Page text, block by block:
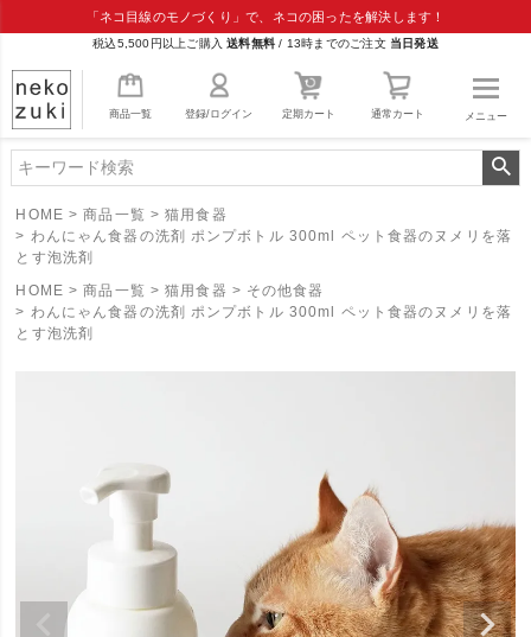
「ネコ目線のモノづくり」で、ネコの困ったを解決します！
税込5,500円以上ご購入送料無料 / 13時までのご注文 当日発送
商品一覧 登録/ログイン 定期カート 通常カート メニュー
HOME 商品一覧
猫用食器
わんにゃん食器の洗剤 ポンプボトル 300ml ペット食器のヌメリを落
とす泡洗剤
HOME
商品一覧 猫用食器
その他食器
わんにゃん食器の洗剤 ポンプボトル 300ml ペット食器のヌメリを落
とす泡洗剤